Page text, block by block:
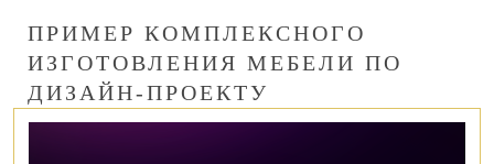
ПРИМЕР КОМПЛЕКСНОГО
ИЗГОТОВЛЕНИЯ МЕБЕЛИ ПО
ДИЗАЙН-ПРОЕКТУ